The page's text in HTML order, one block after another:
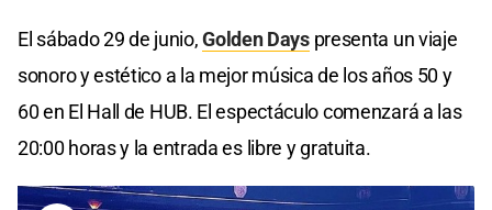
El sábado 29 de junio,Golden Dayspresenta un viaje
sonoro y estético a la mejor música de los años 50 y
60 en El Hall de HUB. El espectáculo comenzará a las
20:00 horas y la entrada es libre y gratuita.